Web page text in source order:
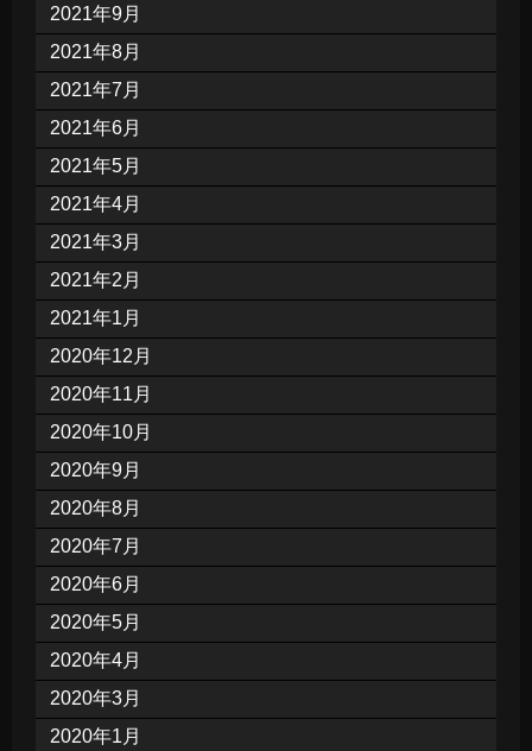
2021年9月
2021年8月
2021年7月
2021年6月
2021年5月
2021年4月
2021年3月
2021年2月
2021年1月
2020年12月
2020年11月
2020年10月
2020年9月
2020年8月
2020年7月
2020年6月
2020年5月
2020年4月
2020年3月
2020年1月